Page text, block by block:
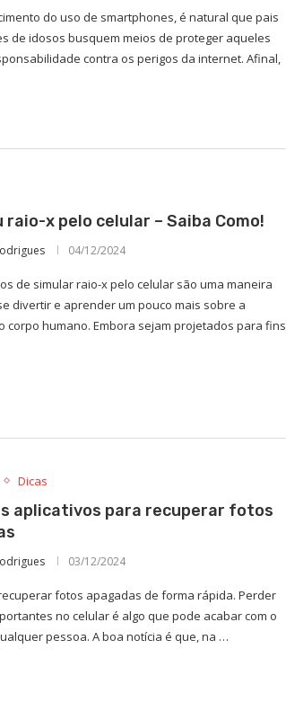
do uso de smartphones, é natural que pais
de idosos busquem meios de proteger aqueles
contra os perigos da internet. Afinal,
raio-x pelo celular – Saiba Como!
04/12/2024
de simular raio-x pelo celular são uma maneira
divertir e aprender um pouco mais sobre a
corpo humano. Embora sejam projetados para fins
Dicas
aplicativos para recuperar fotos
03/12/2024
fotos apagadas de forma rápida. Perder
no celular é algo que pode acabar com o
pessoa. A boa notícia é que, na …